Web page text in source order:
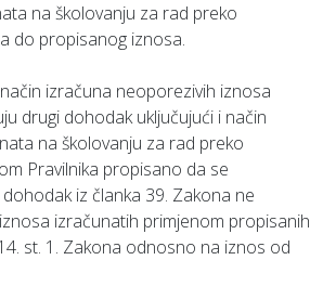
na školovanju za rad preko
do propisanog iznosa.
izračuna neoporezivih iznosa
drugi dohodak uključujući i način
na školovanju za rad preko
Pravilnika propisano da se
iz članka 39. Zakona ne
izračunatih primjenom propisanih
st. 1. Zakona odnosno na iznos od